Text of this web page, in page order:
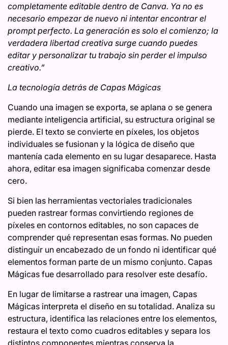
completamente editable dentro de Canva. Ya no es
necesario empezar de nuevo ni intentar encontrar el
prompt perfecto. La generación es solo el comienzo; la
verdadera libertad creativa surge cuando puedes
editar y personalizar tu trabajo sin perder el impulso
creativo.”
La tecnología detrás de Capas Mágicas
Cuando una imagen se exporta, se aplana o se genera
mediante inteligencia artificial, su estructura original se
pierde. El texto se convierte en píxeles, los objetos
individuales se fusionan y la lógica de diseño que
mantenía cada elemento en su lugar desaparece. Hasta
ahora, editar esa imagen significaba comenzar desde
cero.
Si bien las herramientas vectoriales tradicionales
pueden rastrear formas convirtiendo regiones de
píxeles en contornos editables, no son capaces de
comprender qué representan esas formas. No pueden
distinguir un encabezado de un fondo ni identificar qué
elementos forman parte de un mismo conjunto. Capas
Mágicas fue desarrollado para resolver este desafío.
En lugar de limitarse a rastrear una imagen, Capas
Mágicas interpreta el diseño en su totalidad. Analiza su
estructura, identifica las relaciones entre los elementos,
restaura el texto como cuadros editables y separa los
distintos componentes mientras conserva la